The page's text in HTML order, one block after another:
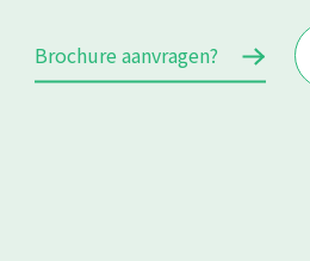
Brochure aanvragen?